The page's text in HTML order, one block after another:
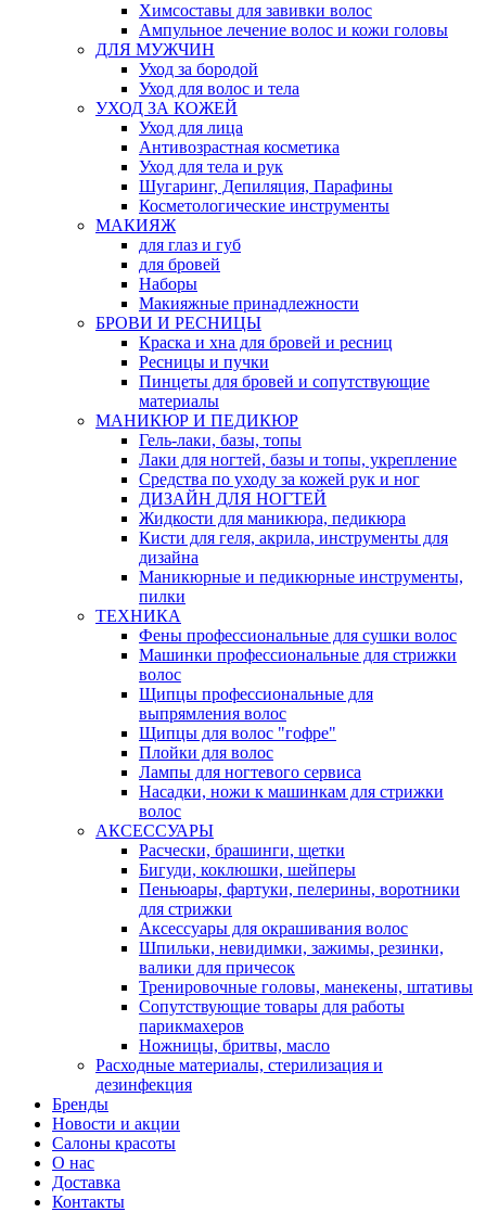
Химсоставы для завивки волос
Ампульное лечение волос и кожи головы
ДЛЯ МУЖЧИН
Уход за бородой
Уход для волос и тела
УХОД ЗА КОЖЕЙ
Уход для лица
Антивозрастная косметика
Уход для тела и рук
Шугаринг, Депиляция, Парафины
Косметологические инструменты
МАКИЯЖ
для глаз и губ
для бровей
Наборы
Макияжные принадлежности
БРОВИ И РЕСНИЦЫ
Краска и хна для бровей и ресниц
Ресницы и пучки
Пинцеты для бровей и сопутствующие
материалы
МАНИКЮР И ПЕДИКЮР
Гель-лаки, базы, топы
Лаки для ногтей, базы и топы, укрепление
Средства по уходу за кожей рук и ног
ДИЗАЙН ДЛЯ НОГТЕЙ
Жидкости для маникюра, педикюра
Кисти для геля, акрила, инструменты для
дизайна
Маникюрные и педикюрные инструменты,
пилки
ТЕХНИКА
Фены профессиональные для сушки волос
Машинки профессиональные для стрижки
волос
Щипцы профессиональные для
выпрямления волос
Щипцы для волос "гофре"
Плойки для волос
Лампы для ногтевого сервиса
Насадки, ножи к машинкам для стрижки
волос
АКСЕССУАРЫ
Расчески, брашинги, щетки
Бигуди, коклюшки, шейперы
Пеньюары, фартуки, пелерины, воротники
для стрижки
Аксессуары для окрашивания волос
Шпильки, невидимки, зажимы, резинки,
валики для причесок
Тренировочные головы, манекены, штативы
Сопутствующие товары для работы
парикмахеров
Ножницы, бритвы, масло
Расходные материалы, стерилизация и
дезинфекция
Бренды
Новости и акции
Салоны красоты
О нас
Доставка
Контакты